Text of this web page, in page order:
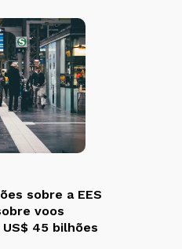
sobre a EES
voos
45 bilhões